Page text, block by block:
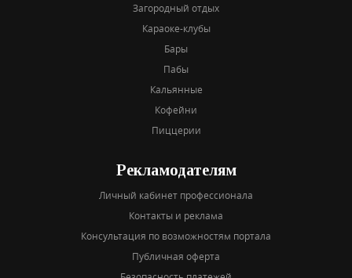
Загородный отдых
Караоке-клубы
Бары
Пабы
Кальянные
Кофейни
Пиццерии
Рекламодателям
Личный кабинет профессионала
Контакты и реклама
Консультация по возможностям портала
Публичная оферта